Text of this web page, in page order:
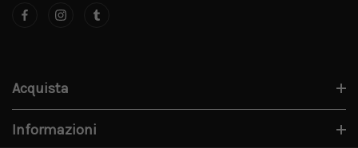
Acquista
Informazioni